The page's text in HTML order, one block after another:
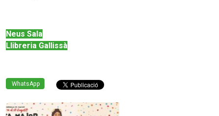
Neus Sala
Llibreria Gallissà
WhatsApp